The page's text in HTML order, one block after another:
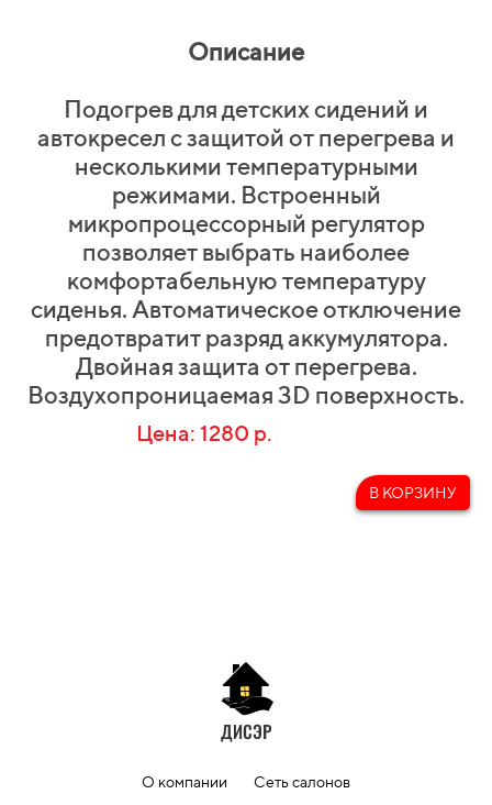
Описание
Подогрев для детских сидений и
автокресел с защитой от перегрева и
несколькими температурными
режимами. Встроенный
микропроцессорный регулятор
позволяет выбрать наиболее
комфортабельную температуру
сиденья. Автоматическое отключение
предотвратит разряд аккумулятора.
Двойная защита от перегрева.
Воздухопроницаемая 3D поверхность.
Цена: 1280 р.
В КОРЗИНУ
ДИСЭР
О компании Сеть салонов